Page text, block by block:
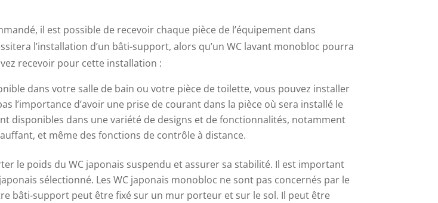
il est possible de recevoir chaque pièce de l’équipement dans
l’installation d’un bâti-support, alors qu’un WC lavant monobloc pourra
recevoir pour cette installation :
dans votre salle de bain ou votre pièce de toilette, vous pouvez installer
l’importance d’avoir une prise de courant dans la pièce où sera installé le
disponibles dans une variété de designs et de fonctionnalités, notamment
et même des fonctions de contrôle à distance.
le poids du WC japonais suspendu et assurer sa stabilité. Il est important
sélectionné. Les WC japonais monobloc ne sont pas concernés par le
bâti-support peut être fixé sur un mur porteur et sur le sol. Il peut être